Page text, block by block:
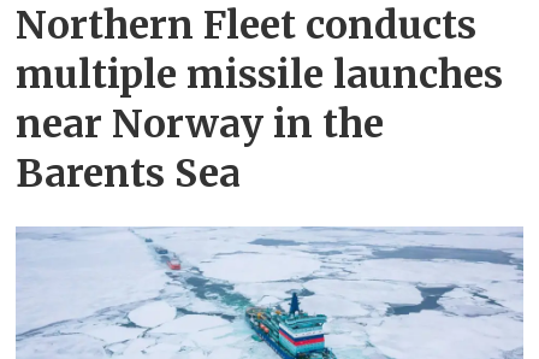
Northern Fleet conducts
multiple missile launches
near Norway in the
Barents Sea